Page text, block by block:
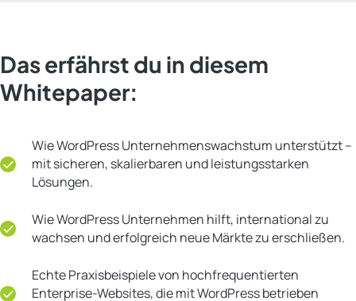
Das erfährst du in diesem
Whitepaper:
Wie WordPress Unternehmenswachstum unterstützt –
mit sicheren, skalierbaren und leistungsstarken
Lösungen.
Wie WordPress Unternehmen hilft, international zu
wachsen und erfolgreich neue Märkte zu erschließen.
Echte Praxisbeispiele von hochfrequentierten
Enterprise-Websites, die mit WordPress betrieben